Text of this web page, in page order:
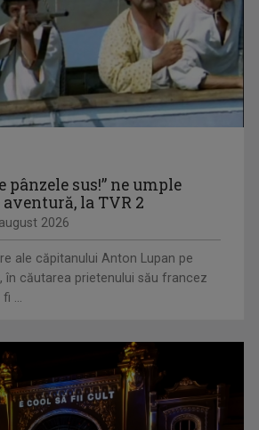
MEA!
până joi, Studioul ...
ca şef de ...
pânzele sus!” ne umple
la TVR 2
2026
ale căpitanului Anton Lupan pe
în căutarea prietenului său francez
...